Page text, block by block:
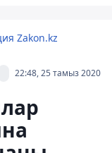
Zakon.kz
22:48, 25 тамыз 2020